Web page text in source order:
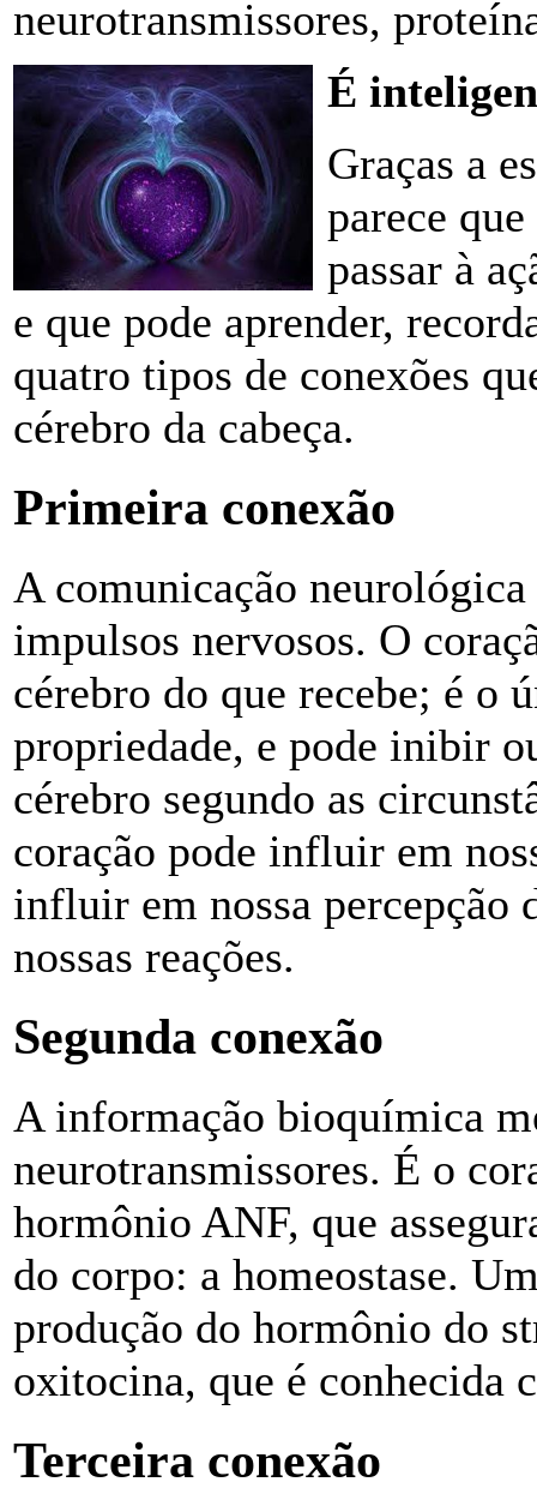
neurotransmissores,
É
Graças a
parece
passar à
e que pode aprender,
quatro tipos de conexões
cérebro da cabeça.
Primeira conexão
A comunicação
impulsos nervosos. O
cérebro do que recebe; é o
propriedade, e pode inibir
cérebro segundo as
coração pode influir em
influir em nossa percepção
nossas reações.
Segunda conexão
A informação bioquímica
neurotransmissores. É o
hormônio ANF, que
do corpo: a homeostase.
produção do hormônio do
oxitocina, que é conhecida
Terceira conexão